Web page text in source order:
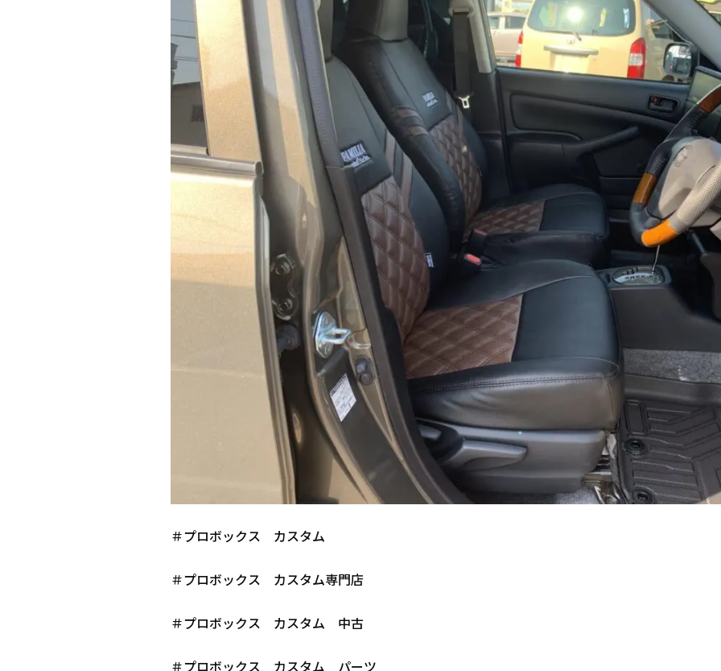
＃プロボックス カスタム
＃プロボックス カスタム専門店
＃プロボックス カスタム 中古
＃プロボックス カスタム パーツ